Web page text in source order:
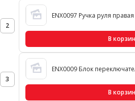
2
ENX0097 Ручка руля правая
В
3
ENX0009 Блок
В